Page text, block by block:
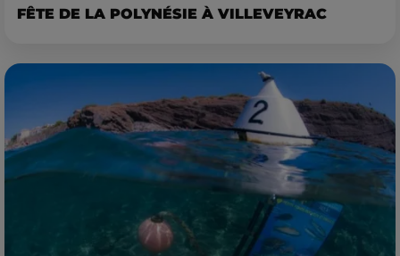
FÊTE DE LA POLYNÉSIE À VILLEVEYRAC